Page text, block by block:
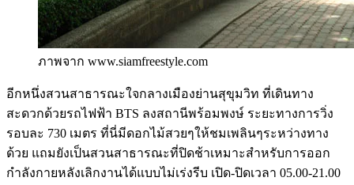
ภาพจาก www.siamfreestyle.com
อีกหนึ่งสวนสาธารณะใจกลางเมืองย่านสุขุมวิท ที่เดินทาง
สะดวกด้วยรถไฟฟ้า BTS ลงสถานีพร้อมพงษ์ ระยะทางการวิ่ง
รอบละ 730 เมตร ที่นี่มีดอกไม้สวยๆให้ชมเพลินๆระหว่างทาง
ด้วย แถมยังเป็นสวนสาธารณะที่ปิดช้าเหมาะสำหรับการออก
กำลังกายหลังเลิกงานได้แบบไม่เร่งรีบ เปิด-ปิดเวลา 05.00-21.00